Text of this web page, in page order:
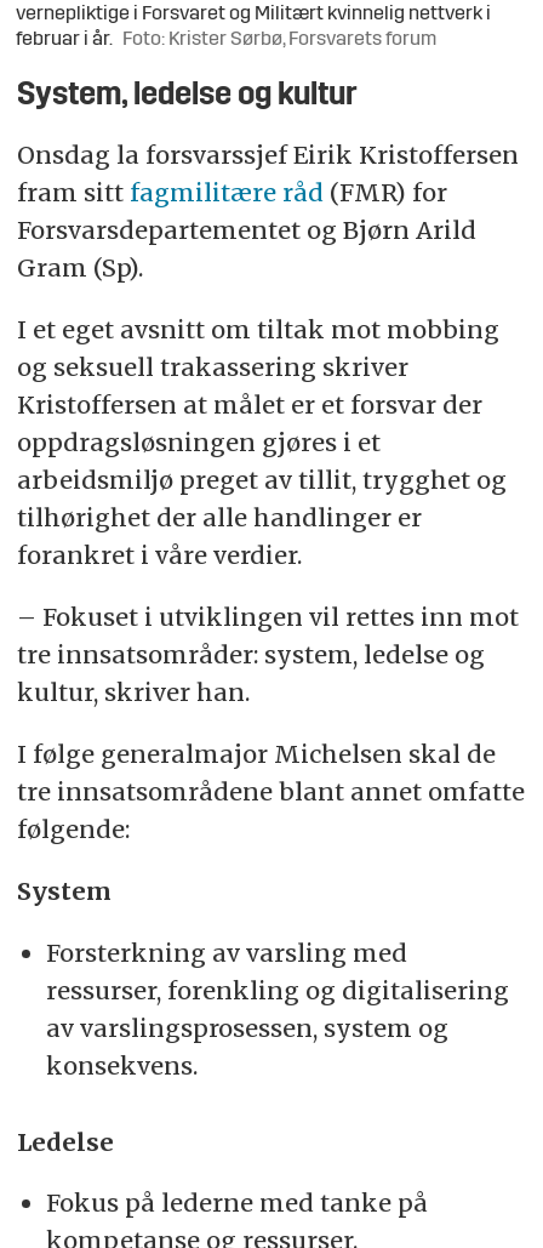
vernepliktige i Forsvaret og Militært kvinnelig nettverk i
februar i år.
Foto: Krister Sørbø, Forsvarets forum
System, ledelse og kultur
Onsdag la forsvarssjef Eirik Kristoffersen
fram sitt fagmilitære råd(FMR) for
Forsvarsdepartementet og Bjørn Arild
Gram (Sp).
I et eget avsnitt om tiltak mot mobbing
og seksuell trakassering skriver
Kristoffersen at målet er et forsvar der
oppdragsløsningen gjøres i et
arbeidsmiljø preget av tillit, trygghet og
tilhørighet der alle handlinger er
forankret i våre verdier.
– Fokuset i utviklingen vil rettes inn mot
tre innsatsområder: system, ledelse og
kultur, skriver han.
I følge generalmajor Michelsen skal de
tre innsatsområdene blant annet omfatte
følgende:
System
Forsterkning av varsling med
ressurser, forenkling og digitalisering
av varslingsprosessen, system og
konsekvens.
Ledelse
Fokus på lederne med tanke på
kompetanse og ressurser.